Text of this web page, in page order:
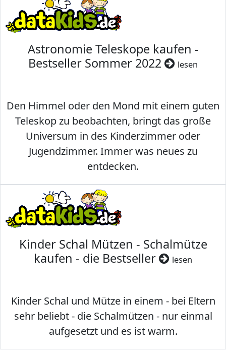
Astronomie Teleskope kaufen -
Bestseller Sommer 2022
lesen
Den Himmel oder den Mond mit einem guten
Teleskop zu beobachten, bringt das große
Universum in des Kinderzimmer oder
Jugendzimmer. Immer was neues zu
entdecken.
Kinder Schal Mützen - Schalmütze
kaufen - die Bestseller
lesen
Kinder Schal und Mütze in einem - bei Eltern
sehr beliebt - die Schalmützen - nur einmal
aufgesetzt und es ist warm.